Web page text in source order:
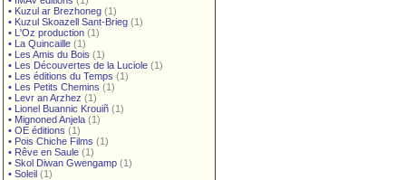
• Kuzul ar Brezhoneg (1)
• Kuzul Skoazell Sant-Brieg (1)
• L'Oz production (1)
• La Quincaille (1)
• Les Amis du Bois (1)
• Les Découvertes de la Luciole (1)
• Les éditions du Temps (1)
• Les Petits Chemins (1)
• Levr an Arzhez (1)
• Lionel Buannic Krouiñ (1)
• Mignoned Anjela (1)
• OE éditions (1)
• Pois Chiche Films (1)
• Rêve en Saule (1)
• Skol Diwan Gwengamp (1)
• Soleil (1)